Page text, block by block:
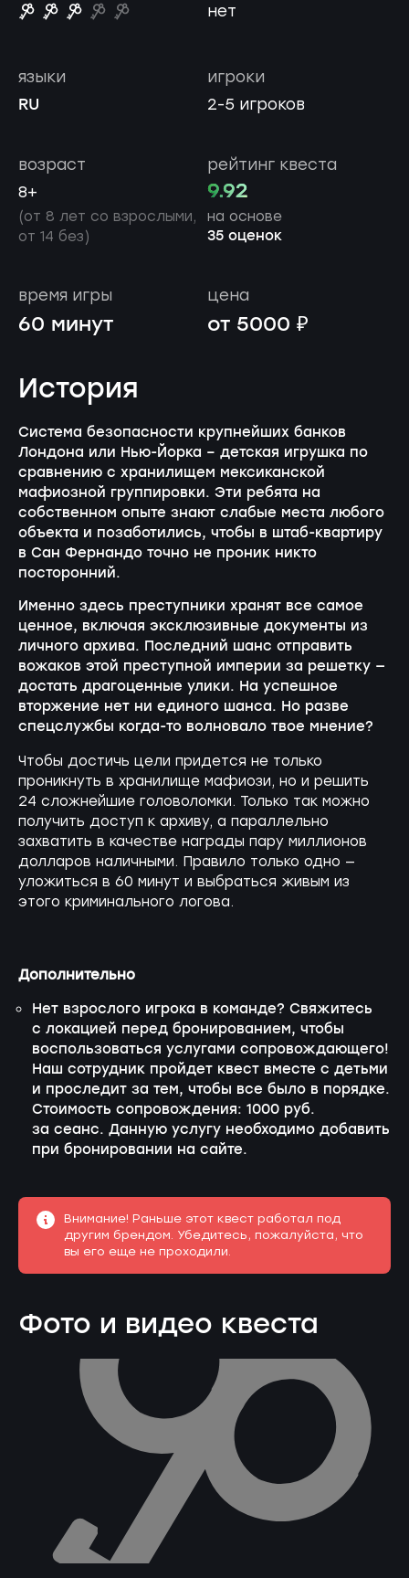
нет
игроки
2-5 игроков
языки
RU
возраст
8+
(от 8 лет со взрослыми,
от 14 без)
рейтинг квеста
9.92
на основе
35 оценок
время игры
60 минут
цена
от 5000 ₽
История
Система безопасности крупнейших банков
Лондона или Нью-Йорка – детская игрушка по
сравнению с хранилищем мексиканской
мафиозной группировки. Эти ребята на
собственном опыте знают слабые места любого
объекта и позаботились, чтобы в штаб-квартиру
в Сан Фернандо точно не проник никто
посторонний.
Именно здесь преступники хранят все самое
ценное, включая эксклюзивные документы из
личного архива. Последний шанс отправить
вожаков этой преступной империи за решетку —
достать драгоценные улики. На успешное
вторжение нет ни единого шанса. Но разве
спецслужбы когда-то волновало твое мнение?
Чтобы достичь цели придется не только
проникнуть в хранилище мафиози, но и решить
24 сложнейшие головоломки. Только так можно
получить доступ к архиву, а параллельно
захватить в качестве награды пару миллионов
долларов наличными. Правило только одно —
уложиться в 60 минут и выбраться живым из
этого криминального логова.
Дополнительно
Нет взрослого игрока в команде? Свяжитесь
с локацией перед бронированием, чтобы
воспользоваться услугами сопровождающего!
Наш сотрудник пройдет квест вместе с детьми
и проследит за тем, чтобы все было в порядке.
Стоимость сопровождения: 1000 руб.
за сеанс. Данную услугу необходимо добавить
при бронировании на сайте.
Внимание! Раньше этот квест работал под
другим брендом. Убедитесь, пожалуйста, что
вы его еще не проходили.
Фото и видео квеста